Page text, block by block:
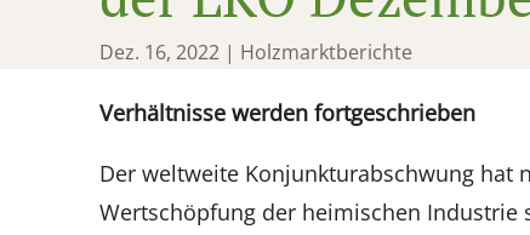
Dez. 16, 2022 | Holzmarktberichte
Verhältnisse werden fortgeschrieben
Der weltweite Konjunkturabschwung hat
Wertschöpfung der heimischen